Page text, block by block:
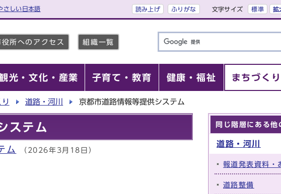
さしい日本語 読み上げ ふりがな 文字サイズ 標準 拡
役所へのアクセス 組織一覧
光・文化・産業 子育て・教育 健康・福祉 まちづくり
道路・河川 京都市道路情報等提供システム
ステム
ム （2026年3月18日）
同じ階層にある他
道路・河川
報道発表資料・
道路整備